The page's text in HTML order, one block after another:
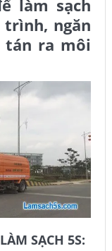
làm sạch
ngăn
tán ra môi
SẠCH 5S: